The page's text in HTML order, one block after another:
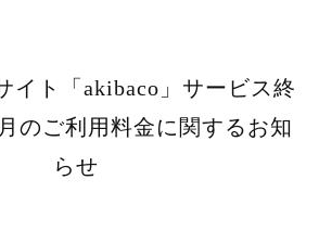
イト「akibaco」サービス終
のご利用料金に関するお知
らせ